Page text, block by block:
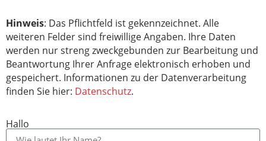
Hinweis: Das Pflichtfeld ist gekennzeichnet. Alle
weiteren Felder sind freiwillige Angaben. Ihre Daten
werden nur streng zweckgebunden zur Bearbeitung und
Beantwortung Ihrer Anfrage elektronisch erhoben und
gespeichert. Informationen zu der Datenverarbeitung
finden Sie hier: Datenschutz.
Hallo